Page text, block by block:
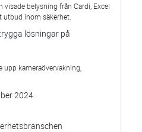
visade belysning från Cardi, Excel
inom säkerhet.
lösningar på
upp kameraövervakning,
2024.